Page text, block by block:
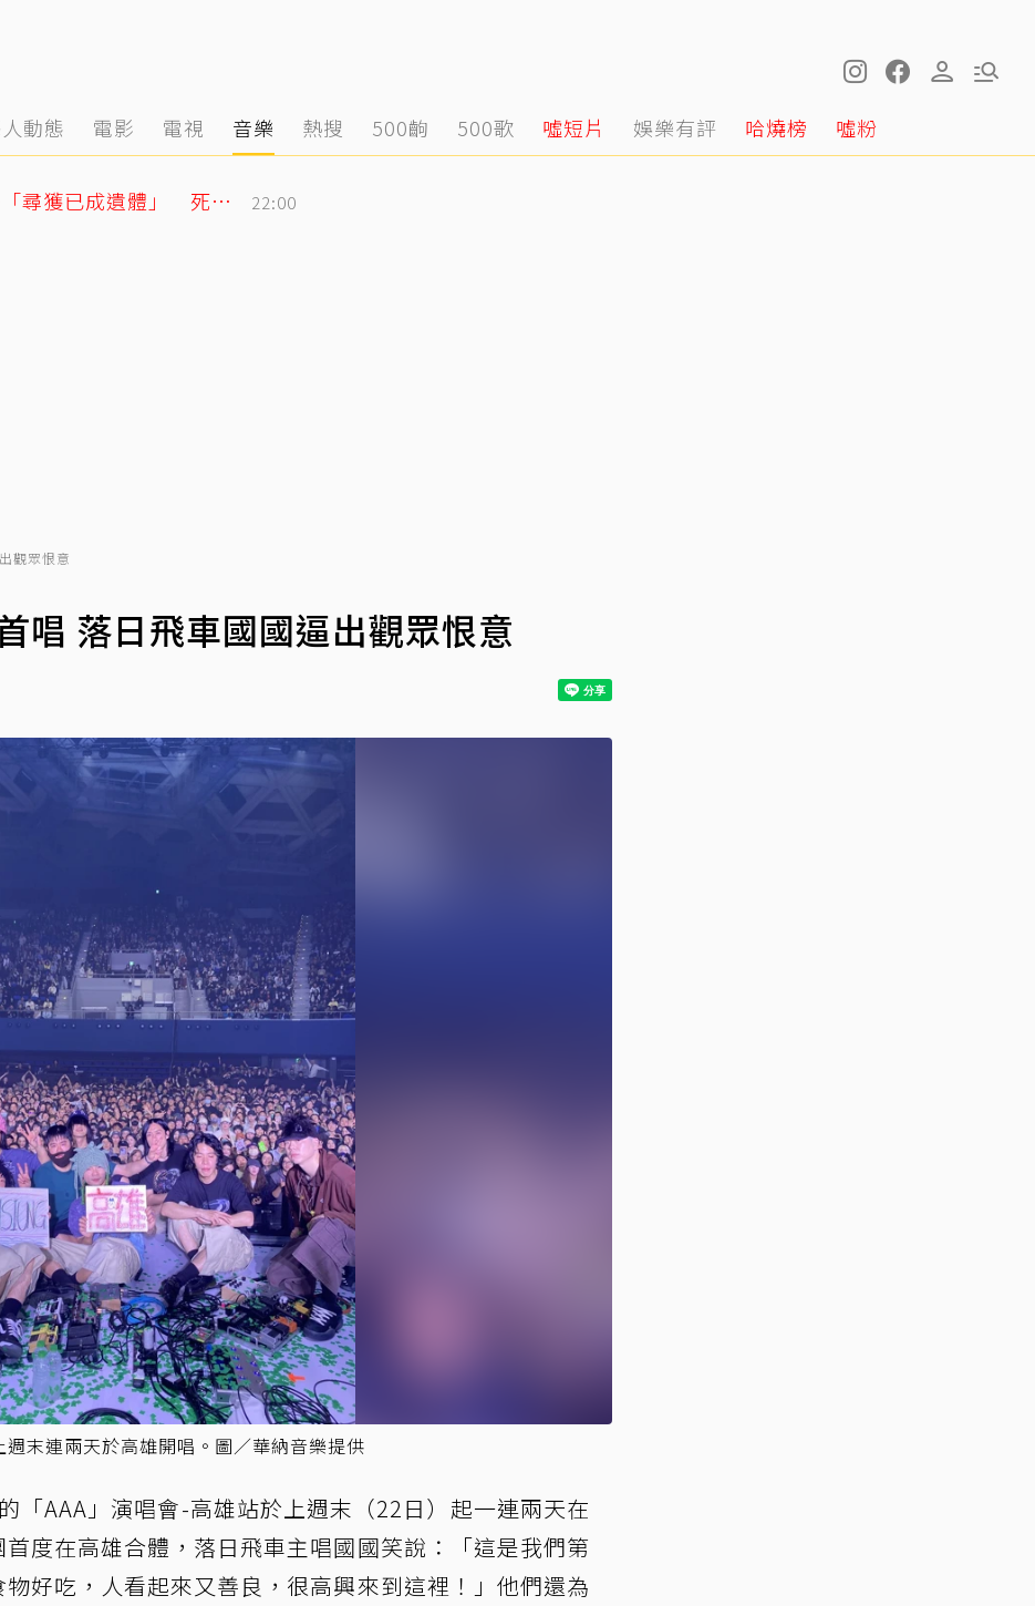
動態 電影 電視 音樂 熱搜 500齣 500歌 噓短片 娛樂有評 哈燒榜 噓粉
泰男團成員驚傳離世！清晨騎車失聯「尋獲已成遺體」 死因待調查 22:00
觀眾恨意
唱 落日飛車國國逼出觀眾恨意
末連兩天於高雄開唱。圖／華納音樂提供
「AAA」演唱會-高雄站於上週末（22日）起一連兩天在
度在高雄合體，落日飛車主唱國國笑說：「這是我們第
好吃，人看起來又善良，很高興來到這裡！」他們還為